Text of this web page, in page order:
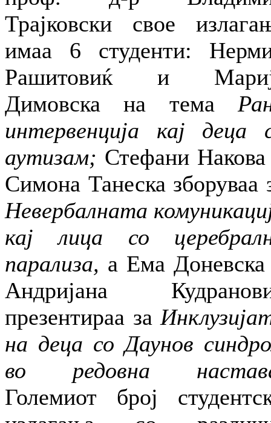
Трајковски свое
имаа 6 студенти:
Рашитовиќ и
Димовска на тема
интервенција кај деца
аутизам; Стефани
Симона Танеска зборуваа
Невербалната
кај лица со
парализа, а Ема
Андријана
презентираа за
на деца со Даунов
во редовна
Големиот број